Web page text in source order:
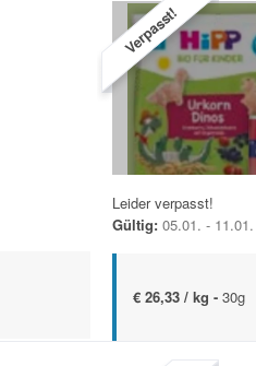
Verpasst!
Leider verpasst!
Gültig: 05.01. - 11.01.
€ 26,33 / kg - 30g